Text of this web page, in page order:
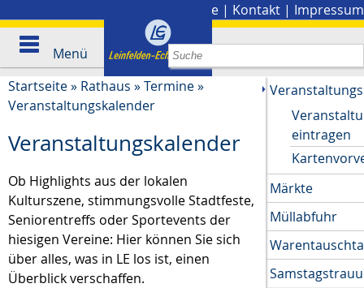
Presse | Kontakt | Impressum
Menü
Startseite» Rathaus »Termine»
Veranstaltungskalender
Veranstaltungskalender
Ob Highlights aus der lokalen
Kulturszene, stimmungsvolle Stadtfeste,
Seniorentreffs oder Sportevents der
hiesigen Vereine: Hier können Sie sich
über alles, was in LE los ist, einen
Überblick verschaffen.
eintragen
Märkte
Müllabfuhr